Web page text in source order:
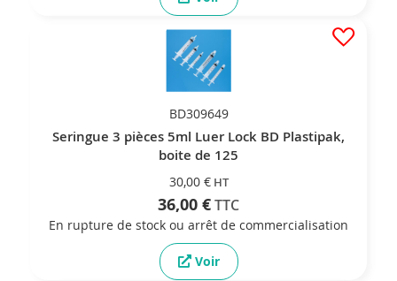
BD309649
Seringue 3 pièces 5ml Luer Lock BD Plastipak,
boite de 125
30,00 €
36,00 €
En rupture de stock ou arrêt de commercialisation
Voir